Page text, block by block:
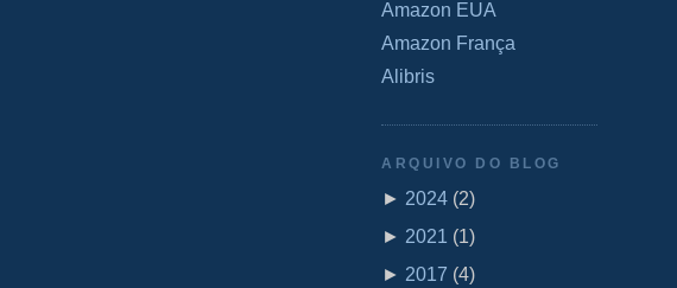
Amazon EUA
Amazon França
Alibris
ARQUIVO DO BLOG
► 2024 (2)
► 2021 (1)
► 2017 (4)